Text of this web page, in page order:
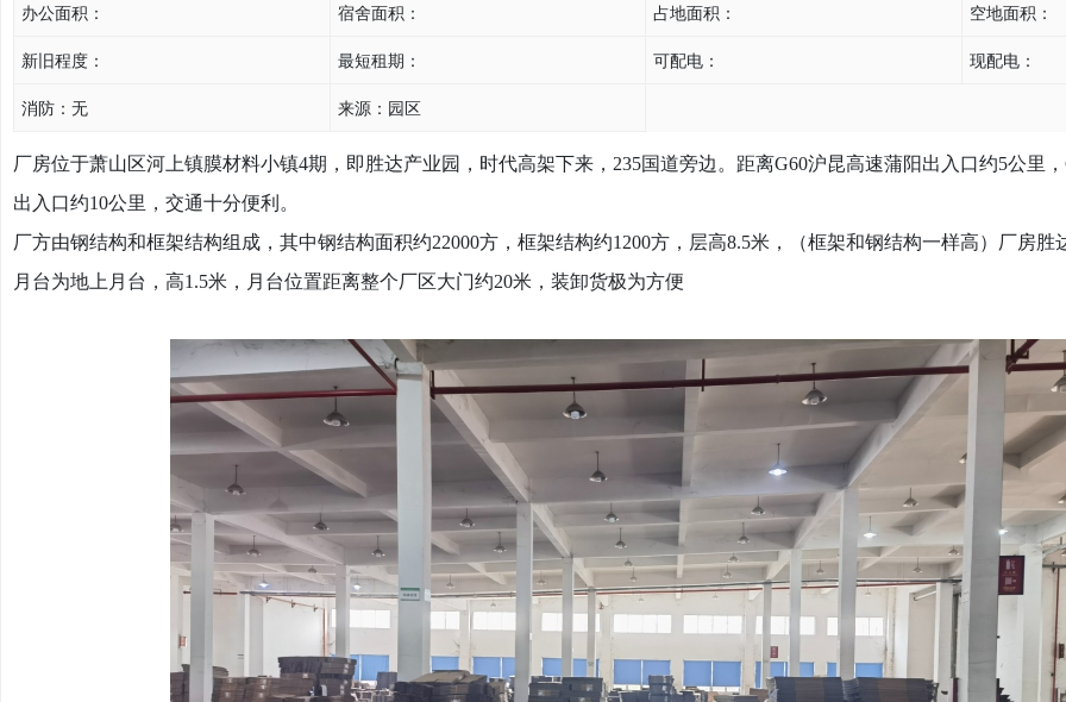
办公面积： 宿舍面积： 占地面积： 空地面积：
新旧程度： 最短租期： 可配电： 现配电：
消防： 无 来源： 园区
厂房位于萧山区河上镇膜材料小镇4期，即胜达产业园，时代高架下来，235国道旁边。距离G60沪昆高速蒲阳出入口约5公里
出入口约10公里，交通十分便利。
厂方由钢结构和框架结构组成，其中钢结构面积约22000方，框架结构约1200方，层高8.5米，（框架和钢结构一样高）厂房
月台为地上月台，高1.5米，月台位置距离整个厂区大门约20米，装卸货极为方便